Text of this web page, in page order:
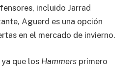
incluido Jarrad
Aguerd es una opción
en el mercado de invierno.
que los Hammers primero